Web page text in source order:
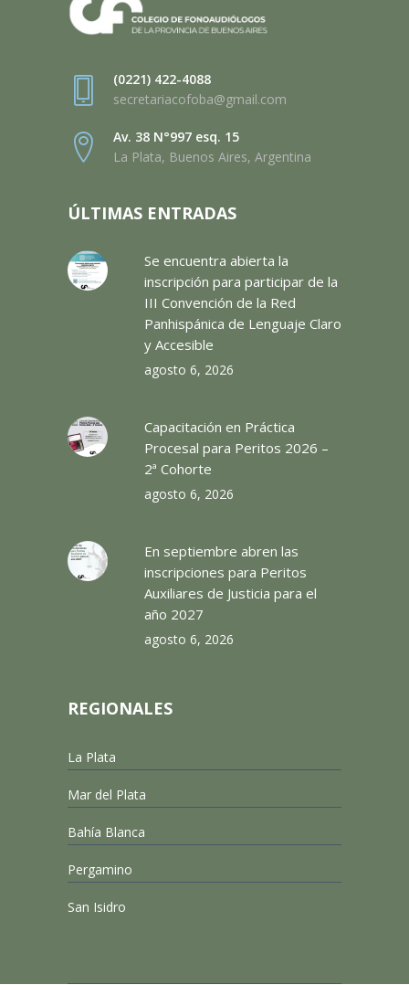
(0221) 422-4088
secretariacofoba@gmail.com
Av. 38 N°997 esq. 15
La Plata, Buenos Aires, Argentina
ÚLTIMAS ENTRADAS
Se encuentra abierta la
inscripción para participar de la
III Convención de la Red
Panhispánica de Lenguaje Claro
y Accesible
agosto 6, 2026
Capacitación en Práctica
Procesal para Peritos 2026 –
2ª Cohorte
agosto 6, 2026
En septiembre abren las
inscripciones para Peritos
Auxiliares de Justicia para el
año 2027
agosto 6, 2026
REGIONALES
La Plata
Mar del Plata
Bahía Blanca
Pergamino
San Isidro